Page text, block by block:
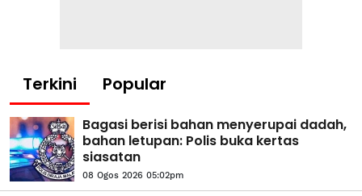
Terkini Popular
Bagasi berisi bahan menyerupai dadah,
bahan letupan: Polis buka kertas
siasatan
08 Ogos 2026 05:02pm